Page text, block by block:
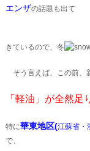
エンザの話題も出て
きているので、冬
そう言えば、この前、
「軽油」が全然足
特に華東地区(江蘇省・
で、